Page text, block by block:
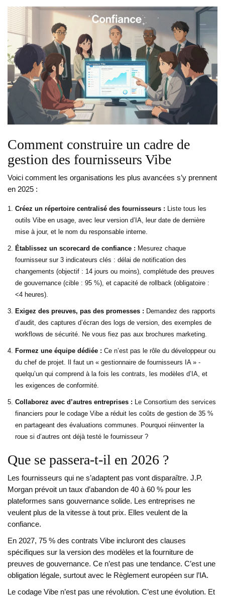
Comment construire un cadre de
gestion des fournisseurs Vibe
Voici comment les organisations les plus avancées s’y prennent
en 2025 :
Créez un répertoire centralisé des fournisseurs : Liste tous les
outils Vibe en usage, avec leur version d’IA, leur date de dernière
mise à jour, et le nom du responsable interne.
Établissez un scorecard de confiance : Mesurez chaque
fournisseur sur 3 indicateurs clés : délai de notification des
changements (objectif : 14 jours ou moins), complétude des preuves
de gouvernance (cible : 95 %), et capacité de rollback (obligatoire :
<4 heures).
Exigez des preuves, pas des promesses : Demandez des rapports
d’audit, des captures d’écran des logs de version, des exemples de
workflows de sécurité. Ne vous fiez pas aux brochures marketing.
Formez une équipe dédiée : Ce n’est pas le rôle du développeur ou
du chef de projet. Il faut un « gestionnaire de fournisseurs IA » -
quelqu’un qui comprend à la fois les contrats, les modèles d’IA, et
les exigences de conformité.
Collaborez avec d’autres entreprises : Le Consortium des services
financiers pour le codage Vibe a réduit les coûts de gestion de 35 %
en partageant des évaluations communes. Pourquoi réinventer la
roue si d’autres ont déjà testé le fournisseur ?
Que se passera-t-il en 2026 ?
Les fournisseurs qui ne s’adaptent pas vont disparaître. J.P.
Morgan prévoit un taux d’abandon de 40 à 60 % pour les
plateformes sans gouvernance solide. Les entreprises ne
veulent plus de la vitesse à tout prix. Elles veulent de la
confiance.
En 2027, 75 % des contrats Vibe incluront des clauses
spécifiques sur la version des modèles et la fourniture de
preuves de gouvernance. Ce n’est pas une tendance. C’est une
obligation légale, surtout avec le Règlement européen sur l’IA.
Le codage Vibe n’est pas une révolution. C’est une évolution. Et